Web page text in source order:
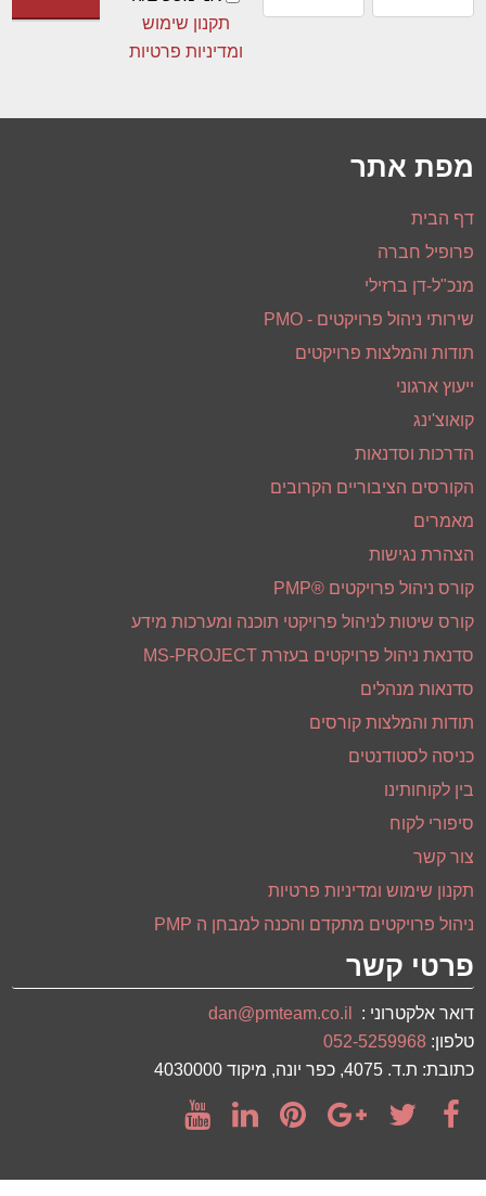
דף הבית
פרופיל חברה
מנכ"ל-דן ברזילי
שירותי ניהול פרויקטים - PMO
תודות והמלצות פרויקטים
ייעוץ ארגוני
קואוצ'ינג
הדרכות וסדנאות
הקורסים הציבוריים הקרובים
מאמרים
הצהרת נגישות
קורס ניהול פרויקטים ®PMP
קורס שיטות לניהול פרויקטי תוכנה ומערכות מידע
סדנאת ניהול פרויקטים בעזרת MS-PROJECT
סדנאות מנהלים
תודות והמלצות קורסים
כניסה לסטודנטים
בין לקוחותינו
סיפורי לקוח
תקנון שימוש ומדיניות פרטיות
פרטי קשר
דואר אלקטרוני :dan@pmteam.co.il